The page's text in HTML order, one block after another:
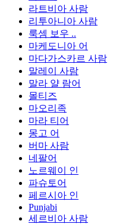
라트비아 사람
리투아니아 사람
룩셈 보우 ..
마케도니아 어
마다가스카르 사람
말레이 사람
말라 얄 람어
몰티즈
마오리족
마라 티어
몽고 어
버마 사람
네팔어
노르웨이 인
파슈토어
페르시아 인
Punjabi
세르비아 사람